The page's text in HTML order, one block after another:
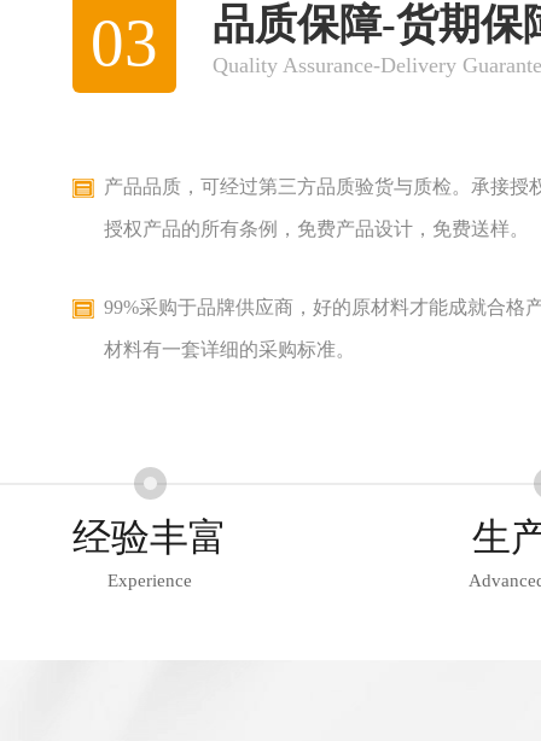
04 完善的售后服务
Perfect after-sales service system
专业销售人员一对一为您售后，24小时快速响应，
地为您解决产品问题。
制作工序多达13道精细工序，满足各类工艺需求，
把控研发关、产品质量关、售后服务关。
经验丰富
Experience
生